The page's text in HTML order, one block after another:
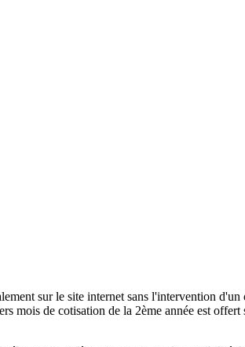
sur le site internet sans l'intervention d'un
mois de cotisation de la 2ème année est offert